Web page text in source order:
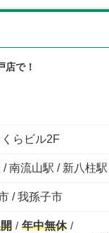
店で！
らビル2F
南流山駅 / 新八柱駅
/ 我孫子市
年中無休